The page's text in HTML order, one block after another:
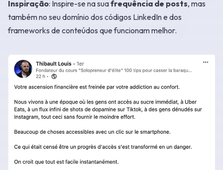
Inspiração: Inspire-se na suafrequência de posts, mas
também no seu domínio dos códigos LinkedIn e dos
frameworks de conteúdos que funcionam melhor.